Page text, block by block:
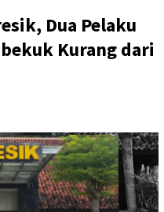
Dua Pelaku
Kurang dari